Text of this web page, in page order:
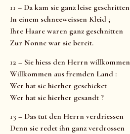
11 – Da kam sie ganz leise geschritten
In einem schneeweissen Kleid ;
Ihre Haare waren ganz geschnitten
Zur Nonne war sie bereit.
12 – Sie hiess den Herrn willkommen
Willkommen aus fremden Land :
Wer hat sie hierher geschicket
Wer hat sie hierher gesandt ?
13 – Das tut den Herrn verdriessen
Denn sie redet ihn ganz verdrossen